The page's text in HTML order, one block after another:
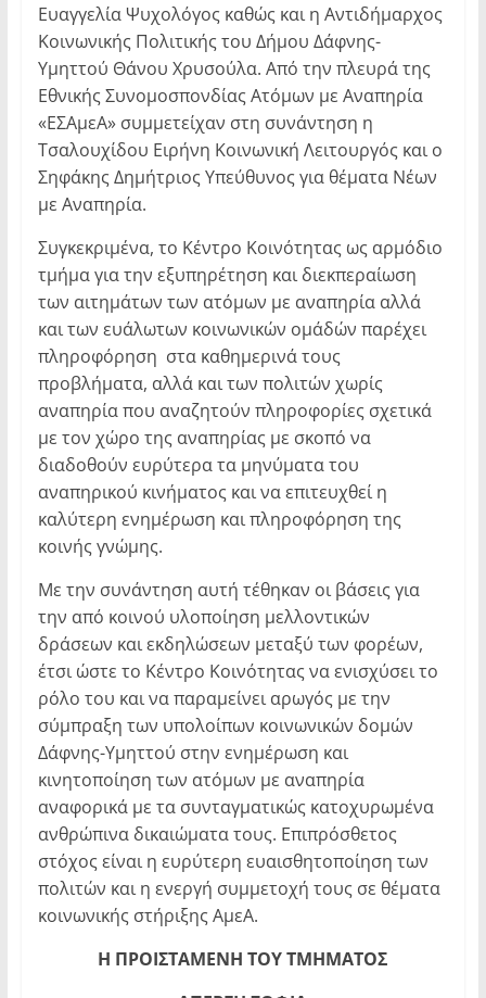
Ευαγγελία Ψυχολόγος καθώς και η Αντιδήμαρχος
Κοινωνικής Πολιτικής του Δήμου Δάφνης-
Υμηττού Θάνου Χρυσούλα. Από την πλευρά της
Εθνικής Συνομοσπονδίας Ατόμων με Αναπηρία
«ΕΣΑμεΑ» συμμετείχαν στη συνάντηση η
Τσαλουχίδου Ειρήνη Κοινωνική Λειτουργός και ο
Σηφάκης Δημήτριος Υπεύθυνος για θέματα Νέων
με Αναπηρία.
Συγκεκριμένα, το Κέντρο Κοινότητας ως αρμόδιο
τμήμα για την εξυπηρέτηση και διεκπεραίωση
των αιτημάτων των ατόμων με αναπηρία αλλά
και των ευάλωτων κοινωνικών ομάδών παρέχει
πληροφόρηση στα καθημερινά τους
προβλήματα, αλλά και των πολιτών χωρίς
αναπηρία που αναζητούν πληροφορίες σχετικά
με τον χώρο της αναπηρίας με σκοπό να
διαδοθούν ευρύτερα τα μηνύματα του
αναπηρικού κινήματος και να επιτευχθεί η
καλύτερη ενημέρωση και πληροφόρηση της
κοινής γνώμης.
Με την συνάντηση αυτή τέθηκαν οι βάσεις για
την από κοινού υλοποίηση μελλοντικών
δράσεων και εκδηλώσεων μεταξύ των φορέων,
έτσι ώστε το Κέντρο Κοινότητας να ενισχύσει το
ρόλο του και να παραμείνει αρωγός με την
σύμπραξη των υπολοίπων κοινωνικών δομών
Δάφνης-Υμηττού στην ενημέρωση και
κινητοποίηση των ατόμων με αναπηρία
αναφορικά με τα συνταγματικώς κατοχυρωμένα
ανθρώπινα δικαιώματα τους. Επιπρόσθετος
στόχος είναι η ευρύτερη ευαισθητοποίηση των
πολιτών και η ενεργή συμμετοχή τους σε θέματα
κοινωνικής στήριξης ΑμεΑ.
Η ΠΡΟΙΣΤΑΜΕΝΗ ΤΟΥ ΤΜΗΜΑΤΟΣ